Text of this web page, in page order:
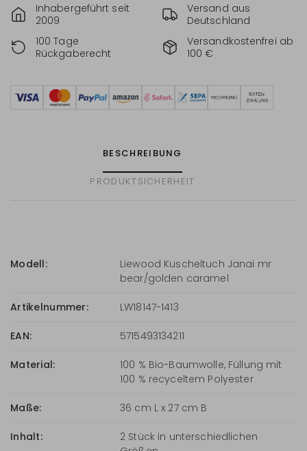
Inhabergeführt seit
2009
Versand aus
Deutschland
100 Tage
Rückgaberecht
Versandkostenfrei ab
100 €
BESCHREIBUNG
PRODUKTSICHERHEIT
Modell:
Liewood Kuscheltuch Janai mr
bear/golden caramel
Artikelnummer: LW18147-1413
EAN: 5715493134211
Material:
100 % Bio-Baumwolle, Füllung mit
100 % recyceltem Polyester
Maße: 36 cm L x 27 cm B
Inhalt:
2 Stück in unterschiedlichen